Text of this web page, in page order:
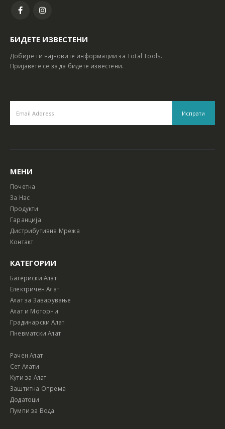
БИДЕТЕ ИЗВЕСТЕНИ
Добијте ги најновите информации за Total Tools.
Пријавете се за да бидете известени.
МЕНИ
Почетна
За Нас
Продукти
Гаранција
Дистрибутивна Мрежа
Контакт
КАТЕГОРИИ
Батериски Алат
Електричен Алат
Алат за Заварување
Алат и Моторни
Градинарски Алат
Пневматски Алат
Рачен Алат
Сет Алати
Кути за Алат
Заштитна Опрема
Додатоци
Пумпи за Вода